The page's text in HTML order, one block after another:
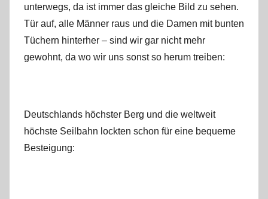
unterwegs, da ist immer das gleiche Bild zu sehen.
Tür auf, alle Männer raus und die Damen mit bunten
Tüchern hinterher – sind wir gar nicht mehr
gewohnt, da wo wir uns sonst so herum treiben:
Deutschlands höchster Berg und die weltweit
höchste Seilbahn lockten schon für eine bequeme
Besteigung: